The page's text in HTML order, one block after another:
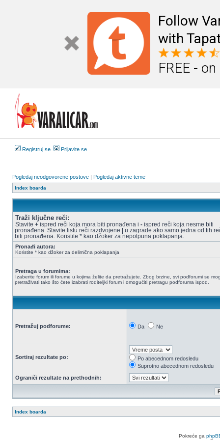
Follow
with
FREE -
Registruj se Prijavite se
Pogledaj neodgovorene postove | Pogledaj aktivne teme
Index boarda
Traži ključne reči:
Stavite + ispred reči koja mora biti pronađena i - ispred reči koja nesme biti
pronađena. Stavite listu reči razdvojene
u zagrade ako samo jedna od tih
biti pronađena. Koristite * kao džoker za nepotpuna poklapanja.
Pronađi autora:
Koristite * kao džoker za delimična poklapanja
Pretraga u forumima:
Izaberite forum ili forume u kojima želite da pretražujete. Zbog brzine, svi podforumi se
pretraživati tako što ćete izabrati roditeljki forum i omogućiti pretragu podforuma ispod.
Pretražuj podforume: Da Ne
Sortiraj rezultate po:
Po abecednom redosledu
Suprotno abecednom redosledu
Ograniči rezultate na prethodnih:
Index boarda
Pokreće ga